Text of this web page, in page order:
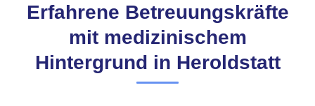
Erfahrene Betreuungskräfte
mit medizinischem
Hintergrund in Heroldstatt